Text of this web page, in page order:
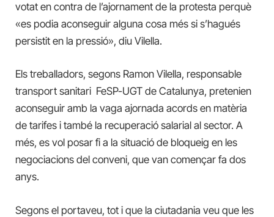
votat en contra de l’ajornament de la protesta perquè
«es podia aconseguir alguna cosa més si s’hagués
persistit en la pressió», diu Vilella.
Els treballadors, segons Ramon Vilella, responsable
transport sanitari FeSP-UGT de Catalunya, pretenien
aconseguir amb la vaga ajornada acords en matèria
de tarifes i també la recuperació salarial al sector. A
més, es vol posar fi a la situació de bloqueig en les
negociacions del conveni, que van començar fa dos
anys.
Segons el portaveu, tot i que la ciutadania veu que les